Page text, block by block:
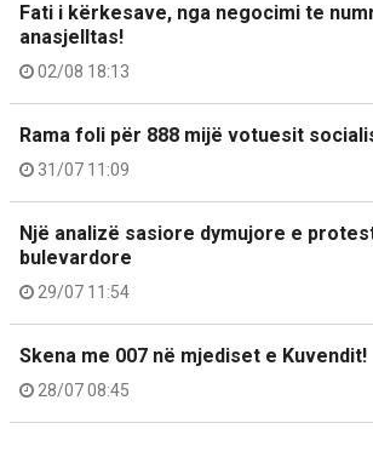
Fati i kërkesave, nga negocimi te
anasjelltas!
02/08 18:13
Rama foli për 888 mijë votuesit
31/07 11:09
Një analizë sasiore dymujore e
bulevardore
29/07 11:54
Skena me 007 në mjediset e Kuvendit!
28/07 08:45